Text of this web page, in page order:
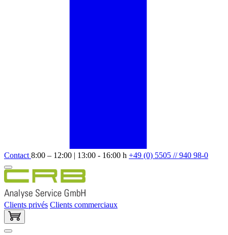
Contact 8:00 – 12:00 | 13:00 - 16:00 h +49 (0) 5505 // 940 98-0
Clients privés Clients commerciaux